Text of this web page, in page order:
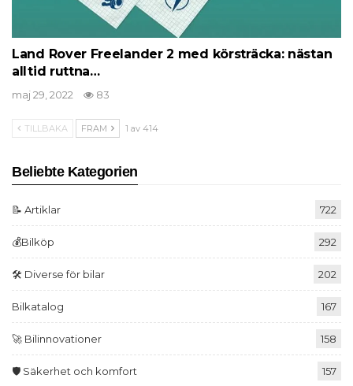
Land Rover Freelander 2 med körsträcka: nästan
alltid ruttna…
maj 29, 2022 83
TILLBAKA FRAM 1 av 414
Beliebte Kategorien
📝 Artiklar 722
💰Bilköp 292
🛠️ Diverse för bilar 202
Bilkatalog 167
🚀 Bilinnovationer 158
🛡️ Säkerhet och komfort 157